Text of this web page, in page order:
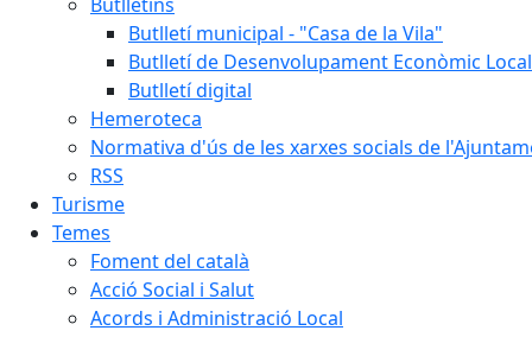
Butlletí municipal - "Casa de la Vila"
Butlletí de Desenvolupament Econòmic Local
Butlletí digital
Hemeroteca
Normativa d'ús de les xarxes socials de
RSS
Turisme
Temes
Foment del català
Acció Social i Salut
Acords i Administració Local